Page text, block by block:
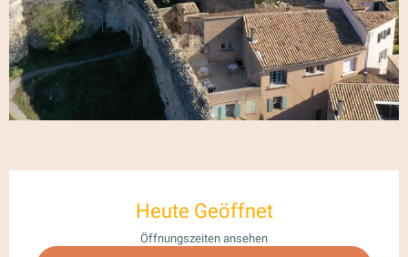
Heute Geöffnet
Öffnungszeiten ansehen